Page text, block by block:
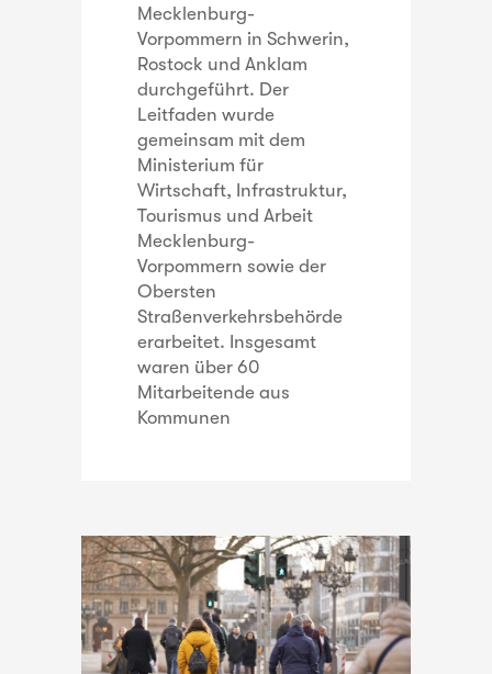
Mecklenburg-
Vorpommern in Schwerin,
Rostock und Anklam
durchgeführt. Der
Leitfaden wurde
gemeinsam mit dem
Ministerium für
Wirtschaft, Infrastruktur,
Tourismus und Arbeit
Mecklenburg-
Vorpommern sowie der
Obersten
Straßenverkehrsbehörde
erarbeitet. Insgesamt
waren über 60
Mitarbeitende aus
Kommunen